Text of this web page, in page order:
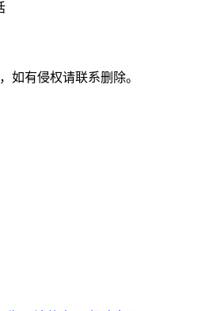
如有侵权请联系删除。